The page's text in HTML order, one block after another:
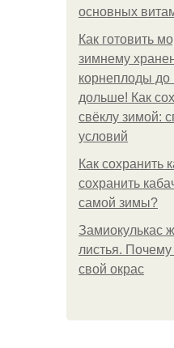
основных
Как готовить
зимнему
корнеплоды
дольше! Как
свёклу зимой:
условий
Как сохранить
сохранить
самой зимы?
Замиокулькас
листья.
свой окрас